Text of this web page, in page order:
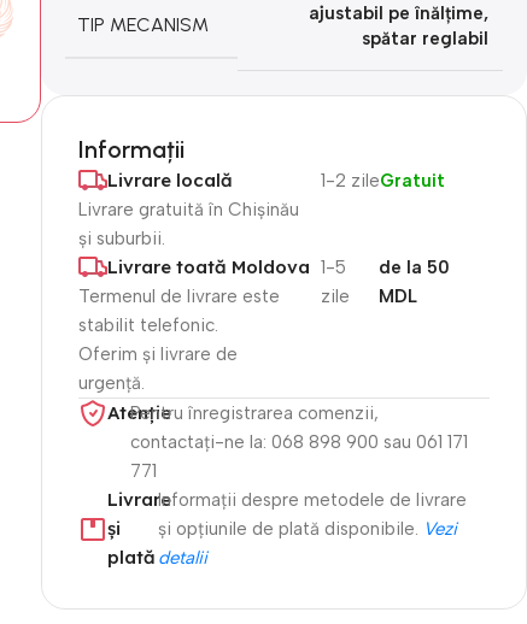
TIP MECANISM
ajustabil pe înălțime,
spătar reglabil
Informații
Livrare locală
Livrare gratuită în Chișinău
și suburbii.
1-2 zileGratuit
Livrare toată Moldova
Termenul de livrare este
stabilit telefonic.
Oferim și livrare de
urgență.
1-5
zile
de la 50
MDL
Atenție​
Pentru înregistrarea comenzii,
contactați-ne la: 068 898 900 sau 061 171
771
Livrare
și
plată
Informații despre metodele de livrare
și opțiunile de plată disponibile.
Vezi
detalii